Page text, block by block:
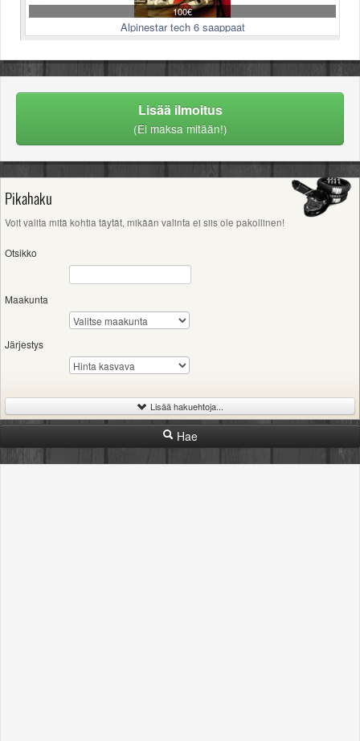
100€
Alpinestar tech 6 saappaat
Lisää ilmoitus
(Ei maksa mitään!)
Pikahaku
Voit valita mitä kohtia täytät, mikään valinta ei siis ole pakollinen!
Otsikko
Maakunta
Järjestys
Lisää hakuehtoja...
Hae